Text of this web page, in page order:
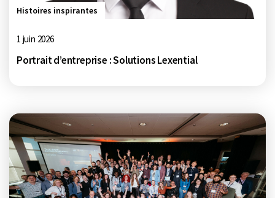
Histoires inspirantes
1 juin 2026
Portrait d’entreprise : Solutions Lexential